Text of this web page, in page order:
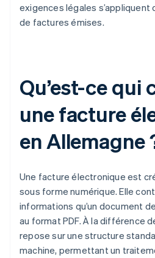
exigences légales s’appliquent
de factures émises.
Qu’est-ce qui
une facture
en Allemagne
Une facture électronique est
sous forme numérique. Elle
informations qu’un document
au format PDF. À la différence
repose sur une structure
machine, permettant un